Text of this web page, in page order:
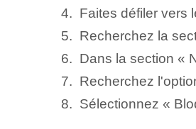
Faites défiler vers
Recherchez la
Dans la section «
Recherchez
Sélectionnez «